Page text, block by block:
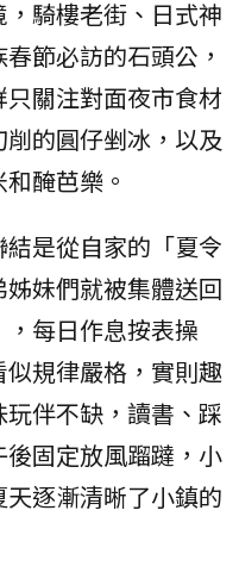
騎樓老街、日式神
節必訪的石頭公，
關注對面夜市食材
的圓仔剉冰，以及
醃芭樂。
是從自家的「夏令
妹們就被集體送回
每日作息按表操
規律嚴格，實則趣
伴不缺，讀書、踩
固定放風蹓躂，小
逐漸清晰了小鎮的